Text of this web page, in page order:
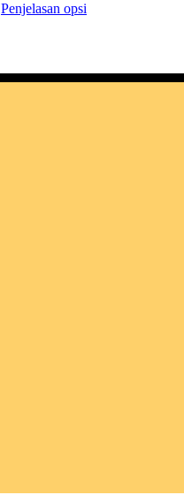
Penjelasan opsi